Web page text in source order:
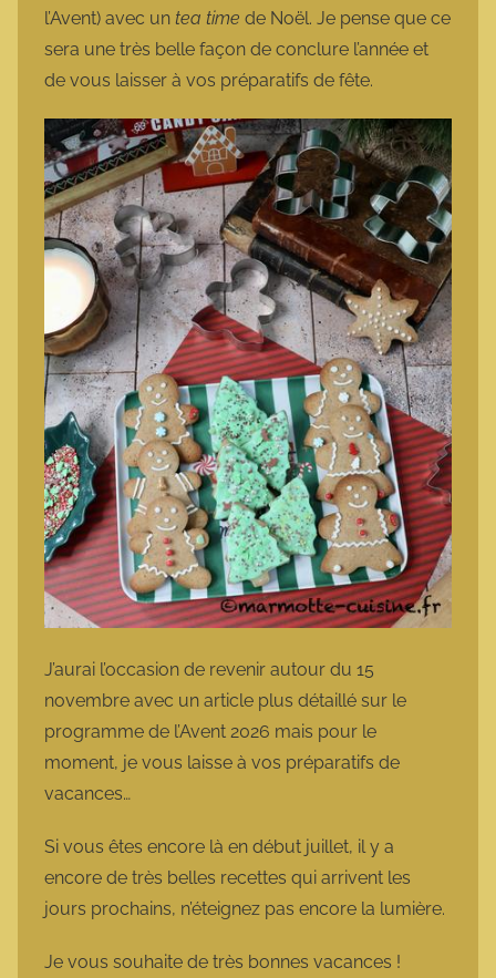
l’Avent) avec un tea time de Noël. Je pense que ce
sera une très belle façon de conclure l’année et
de vous laisser à vos préparatifs de fête.
J’aurai l’occasion de revenir autour du 15
novembre avec un article plus détaillé sur le
programme de l’Avent 2026 mais pour le
moment, je vous laisse à vos préparatifs de
vacances…
Si vous êtes encore là en début juillet, il y a
encore de très belles recettes qui arrivent les
jours prochains, n’éteignez pas encore la lumière.
Je vous souhaite de très bonnes vacances !